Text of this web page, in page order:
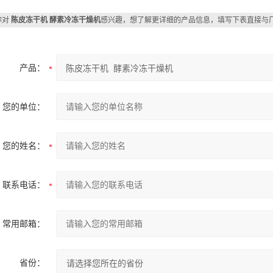
陈皮冻干机 酵素冷冻干燥机感兴趣，想了解更详细的产品信息，填写下表直接与
产品：
您的单位：
您的姓名：
联系电话：
常用邮箱：
省份：